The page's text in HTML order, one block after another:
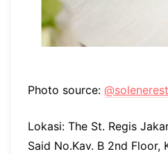
Photo source:
Lokasi: The St. Regis
Said No.Kav. B 2nd Floor,